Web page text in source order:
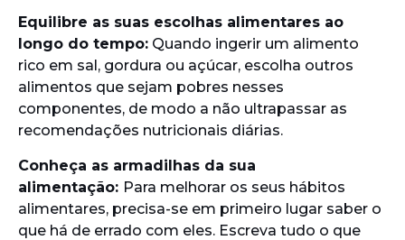
Equilibre as suas escolhas alimentares ao
longo do tempo: Quando ingerir um alimento
rico em sal, gordura ou açúcar, escolha outros
alimentos que sejam pobres nesses
componentes, de modo a não ultrapassar as
recomendações nutricionais diárias.
Conheça as armadilhas da sua
alimentação: Para melhorar os seus hábitos
alimentares, precisa-se em primeiro lugar saber o
que há de errado com eles. Escreva tudo o que